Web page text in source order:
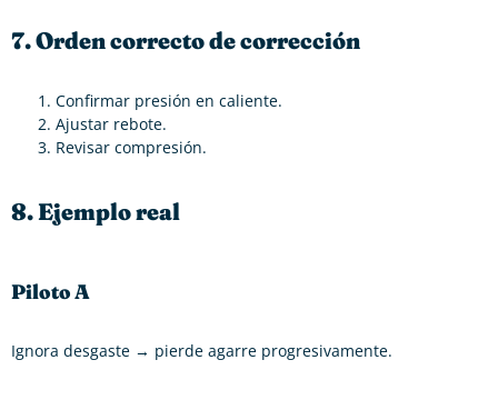
7. Orden correcto de corrección
Confirmar presión en caliente.
Ajustar rebote.
Revisar compresión.
8. Ejemplo real
Piloto A
Ignora desgaste → pierde agarre progresivamente.